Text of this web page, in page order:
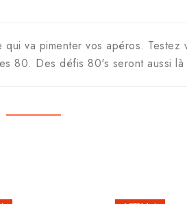
va pimenter vos apéros. Testez
80. Des défis 80's seront aussi